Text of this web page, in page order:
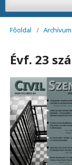
Főoldal / Archívum
Évf. 23